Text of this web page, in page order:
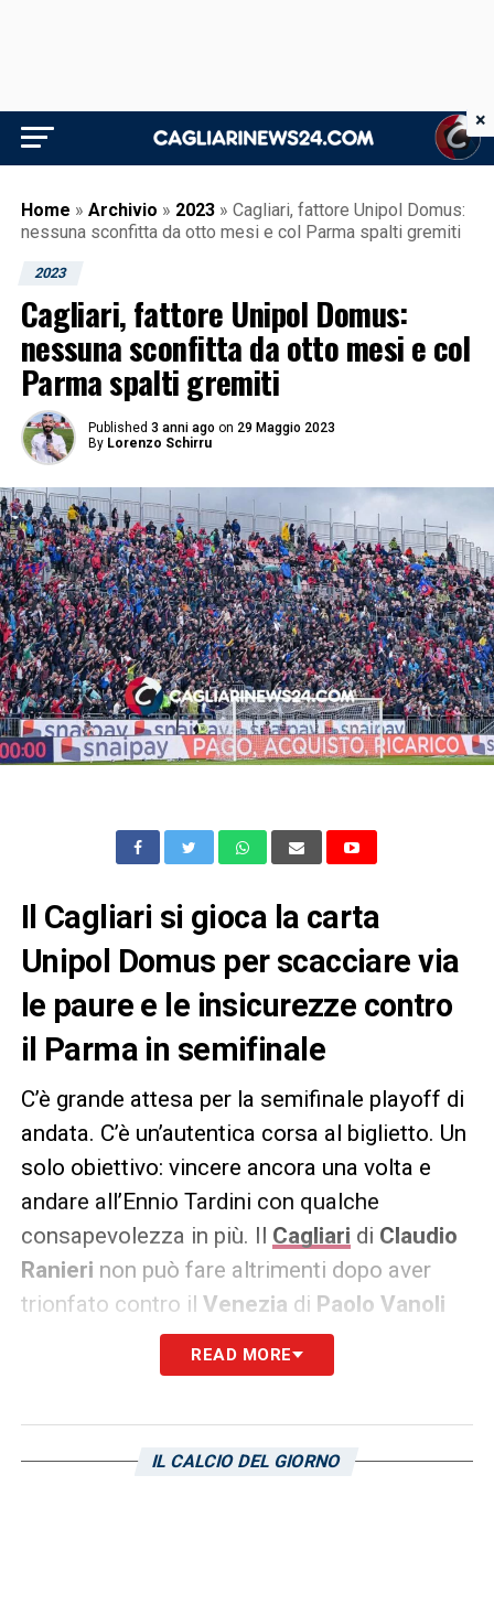
Home » Archivio » 2023 » Cagliari, fattore Unipol Domus:
nessuna sconfitta da otto mesi e col Parma spalti gremiti
2023
Cagliari, fattore Unipol Domus:
nessuna sconfitta da otto mesi e col
Parma spalti gremiti
Published 3 anni ago on 29 Maggio 2023
By Lorenzo Schirru
Il Cagliari si gioca la carta
Unipol Domus per scacciare via
le paure e le insicurezze contro
il Parma in semifinale
C’è grande attesa per la semifinale playoff di
andata. C’è un’autentica corsa al biglietto. Un
solo obiettivo: vincere ancora una volta e
andare all’Ennio Tardini con qualche
consapevolezza in più. Il Cagliari di Claudio
Ranieri non può fare altrimenti dopo aver
trionfato contro il Venezia di Paolo Vanoli
nella prima gara ad eliminazione diretta. Gli
isolani si sono giocati nel migliore dei modi
nel primo tempo. I rossoblù giocheranno in
READ MORE
IL CALCIO DEL GIORNO
×